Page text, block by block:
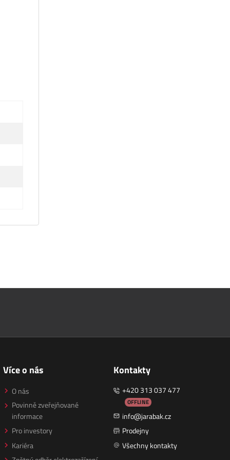
Více o nás
O nás
Povinně zveřejňované
informace
Pro investory
Kariéra
Kontakty
+420 313 037 477
OFFLINE
info@jarabak.cz
Prodejny
Všechny kontakty